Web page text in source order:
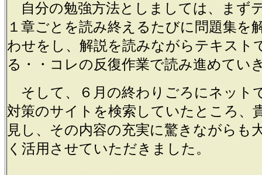
自分の勉強方法としましては、まず
１章ごとを読み終えるたびに問題集を
わせをし、解説を読みながらテキスト
る・・コレの反復作業で読み進めてい
そして、６月の終わりごろにネット
対策のサイトを検索していたところ、
見し、その内容の充実に驚きながらも
く活用させていただきました。